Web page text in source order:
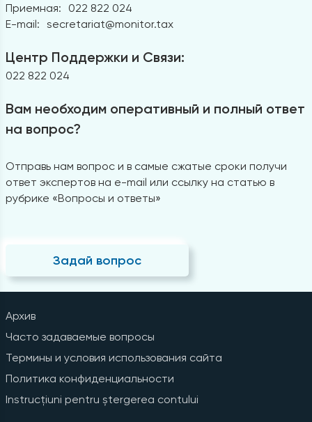
Приемная:
022 822 024
E-mail: secretariat@monitor.tax
Центр Поддержки и Связи:
022 822 024
Вам необходим оперативный и полный ответ
на вопрос?
Отправь нам вопрос и в самые сжатые сроки получи
ответ экспертов на e-mail или ссылку на статью в
рубрике «Вопросы и ответы»
Задай вопрос
Архив
Часто задаваемые вопросы
Термины и условия использования сайта
Политика конфиденциальности
Instrucțiuni pentru ștergerea contului